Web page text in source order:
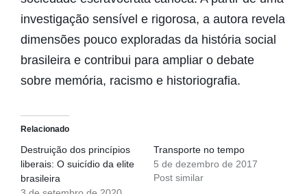
investigação sensível e rigorosa, a autora revela
dimensões pouco exploradas da história social
brasileira e contribui para ampliar o debate
sobre memória, racismo e historiografia.
Relacionado
Destruição dos princípios
liberais: O suicídio da elite
brasileira
Transporte no tempo
5 de dezembro de 2017
Post similar